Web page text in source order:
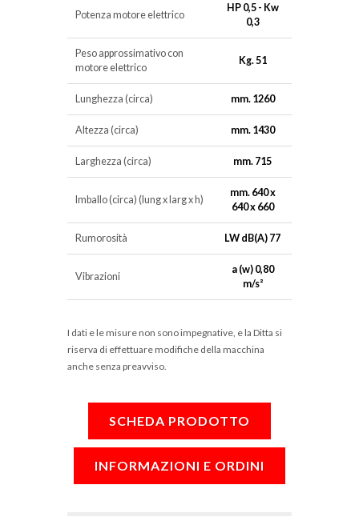
Potenza motore elettrico
HP 0,5 - Kw
0,3
Peso approssimativo con
motore elettrico
Kg. 51
Lunghezza (circa) mm. 1260
Altezza (circa) mm. 1430
Larghezza (circa) mm. 715
Imballo (circa) (lung x larg x h)
mm. 640 x
640 x 660
Rumorosità LW dB(A) 77
Vibrazioni
a (w) 0,80
m/s²
I dati e le misure non sono impegnative, e la Ditta si
riserva di effettuare modifiche della macchina
anche senza preavviso.
SCHEDA PRODOTTO
INFORMAZIONI E ORDINI